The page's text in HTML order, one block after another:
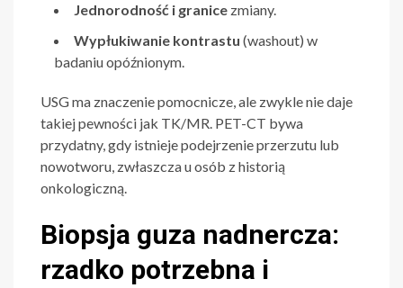
Jednorodność i granice zmiany.
Wypłukiwanie kontrastu (washout) w
badaniu opóźnionym.
USG ma znaczenie pomocnicze, ale zwykle nie daje
takiej pewności jak TK/MR. PET-CT bywa
przydatny, gdy istnieje podejrzenie przerzutu lub
nowotworu, zwłaszcza u osób z historią
onkologiczną.
Biopsja guza nadnercza:
rzadko potrzebna i